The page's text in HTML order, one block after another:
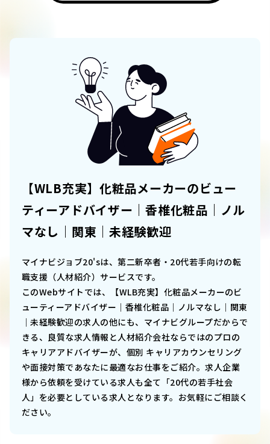
【WLB充実】化粧品メーカーのビュー
ティーアドバイザー｜香椎化粧品｜ノル
マなし｜関東｜未経験歓迎
マイナビジョブ20'sは、第二新卒者・20代若手向けの転
職支援（人材紹介）サービスです。
このWebサイトでは、
【WLB充実】化粧品メーカーのビ
ューティーアドバイザー｜香椎化粧品｜ノルマなし｜関東
｜未経験歓迎の求人の他にも、マイナビグループだからで
きる、良質な求人情報と人材紹介会社ならではのプロの
キャリアアドバイザーが、個別 キャリアカウンセリング
や面接対策であなたに最適なお仕事をご紹介。求人企業
様から依頼を受けている求人も全て「20代の若手社会
人」を必要としている求人となります。お気軽にご相談く
ださい。